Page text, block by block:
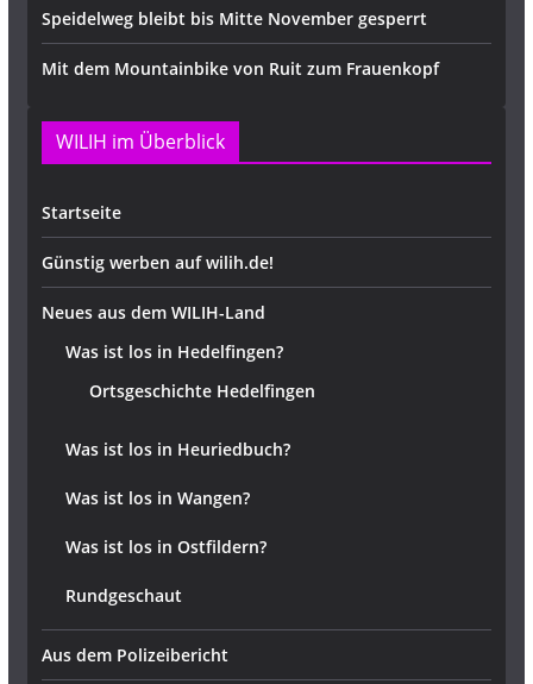
Speidelweg bleibt bis Mitte November gesperrt
Mit dem Mountainbike von Ruit zum Frauenkopf
WILIH im Überblick
Startseite
Günstig werben auf wilih.de!
Neues aus dem WILIH-Land
Was ist los in Hedelfingen?
Ortsgeschichte Hedelfingen
Was ist los in Heuriedbuch?
Was ist los in Wangen?
Was ist los in Ostfildern?
Rundgeschaut
Aus dem Polizeibericht